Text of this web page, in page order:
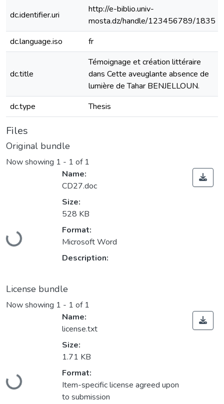
dc.identifier.uri
http://e-biblio.univ-
mosta.dz/handle/123456789/1835
dc.language.iso
fr
dc.title
Témoignage et création littéraire
dans Cette aveuglante absence de
lumière de Tahar BENJELLOUN.
dc.type Thesis
Files
Original bundle
Now showing 1 - 1 of 1
Loading...
Name:
CD27.doc
Size:
528 KB
Format:
Microsoft Word
Description:
License bundle
Now showing 1 - 1 of 1
Loading...
Name:
license.txt
Size:
1.71 KB
Format:
Item-specific license agreed upon
to submission